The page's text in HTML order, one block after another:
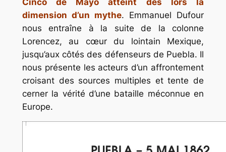
dimension d’un mythe. Emmanuel Dufour
nous entraîne à la suite de la colonne
Lorencez, au cœur du lointain Mexique,
jusqu’aux côtés des défenseurs de Puebla. Il
nous présente les acteurs d’un affrontement
croisant des sources multiples et tente de
cerner la vérité d’une bataille méconnue en
Europe.